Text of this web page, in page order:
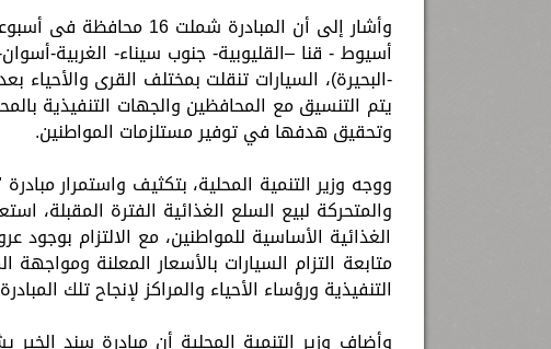
أسيوط - قنا –القليوبية- جنوب سيناء- الغربية-
يتم التنسيق مع المحافظين والجهات التنفيذية
وتحقيق هدفها في توفير مستلزمات المواطنين.
ووجه وزير التنمية المحلية، بتكثيف واستمرار
الغذائية الأساسية للمواطنين، مع الالتزام
متابعة التزام السيارات بالأسعار المعلنة
التنفيذية ورؤساء الأحياء والمراكز لإنجاح تلك